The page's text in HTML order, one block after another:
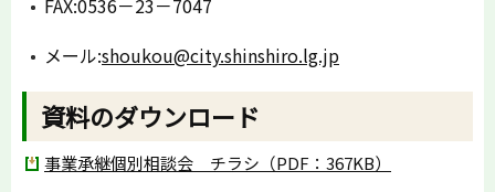
メール:shoukou@city.shinshiro.lg.jp
資料のダウンロード
事業承継個別相談会 チラシ（PDF：367KB）